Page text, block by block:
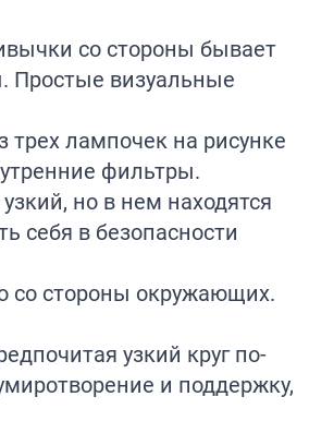
со стороны бывает
Простые визуальные
лампочек на рисунке
фильтры.
но в нем находятся
себя в безопасности
со стороны окружающих.
узкий круг по-
и поддержку,